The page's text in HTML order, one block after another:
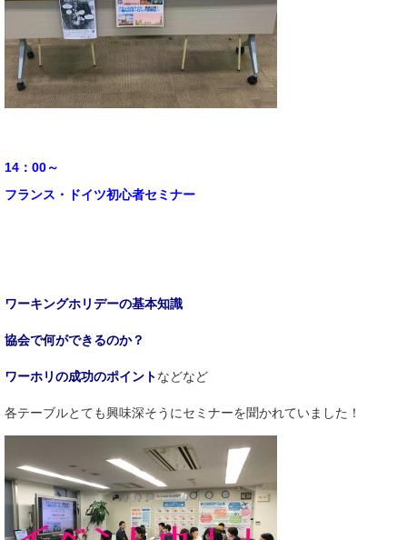
14：00～
フランス・ドイツ初心者セミナー
ワーキングホリデーの基本知識
協会で何ができるのか？
ワーホリの成功のポイントなどなど
各テーブルとても興味深そうにセミナーを聞かれていました！